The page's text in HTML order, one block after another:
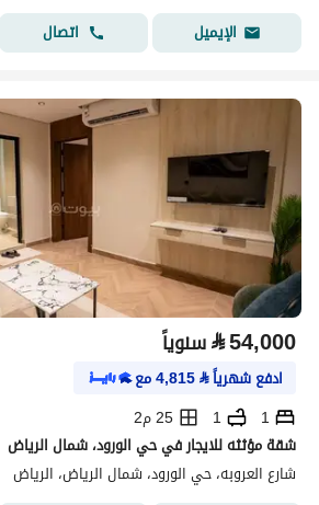
الإيميل
اتصال
⃁54,000 سنوياً
ادفع شهرياً⃁
4,815مع
1
1
25 م2
شقة مؤثثه للايجار في حي الورود، شمال الرياض
شارع العروبه، حي الورود، شمال الرياض، الرياض